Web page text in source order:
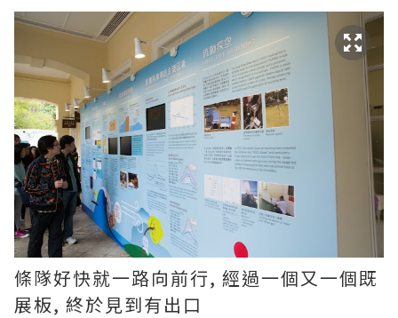
條隊好快就一路向前行, 經過一個又一個既
展板, 終於見到有出口